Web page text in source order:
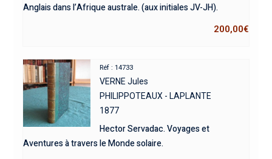
Anglais dans l’Afrique australe. (aux initiales JV-JH).
200,00€
Réf : 14733
VERNE Jules
PHILIPPOTEAUX - LAPLANTE
1877
Hector Servadac. Voyages et
Aventures à travers le Monde solaire.